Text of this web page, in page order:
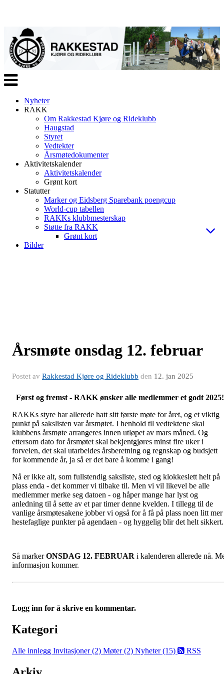
Veksle
navigasjon
Nyheter
RAKK
Om Rakkestad Kjøre og Rideklubb
Haugstad
Styret
Vedtekter
Årsmøtedokumenter
Aktivitetskalender
Aktivitetskalender
Grønt kort
Statutter
Marker og Eidsberg Sparebank poengcup
World-cup tabellen
RAKKs klubbmesterskap
Støtte fra RAKK
Grønt kort
Bilder
Årsmøte onsdag 12. februar
Postet av Rakkestad Kjøre og Rideklubb den 12. jan 2025
Først og fremst - RAKK ønsker alle medlemmer et godt 2025!
RAKKs styre har allerede hatt sitt første møte for året, og et viktig
punkt på sakslisten var årsmøtet. I henhold til vedtektene skal
klubbens årsmøte arrangeres innen utløpet av mars måned. Og
ettersom dato for årsmøtet skal bekjentgjøres minst fire uker i
forveien, det skal utarbeides årsberetning og regnskap og budsjett
for kommende år, ja så er det bare å komme i gang!
Nå er ikke alt, som fullstendig saksliste, sted og klokkeslett helt på
plass enda - det kommer vi tilbake til. Men vi vil likevel be alle
medlemmer merke seg datoen - og håper mange har lyst og
anledning til å sette av et par timer denne kvelden. I tillegg til de
vanlige årsmøtesakene jobber vi også for å få på plass noen litt mer
hestefaglige punkter på agendaen - og hyggelig blir det helt sikkert.
Så markerONSDAG 12. FEBRUAR i kalenderen allerede nå.
informasjon kommer.
Logg inn for å skrive en kommentar.
Kategori
Alle innlegg Invitasjoner (2) Møter (2) Nyheter (15) RSS